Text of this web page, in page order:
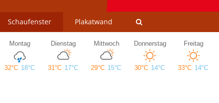
Schaufenster Plakatwand